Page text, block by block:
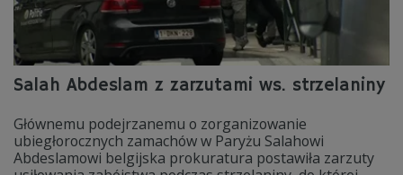
Salah Abdeslam z zarzutami ws. strzelaniny
Głównemu podejrzanemu o zorganizowanie
ubiegłorocznych zamachów w Paryżu Salahowi
Abdeslamowi belgijska prokuratura postawiła zarzuty